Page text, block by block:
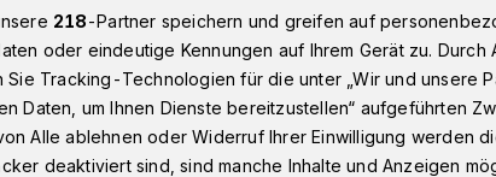
mit Filmreihe über Cannabis-Konsum​
218-Partner speichern und greifen auf
oder eindeutige Kennungen auf Ihrem Gerät zu. Durch
Sie Tracking-Technologien für die unter „Wir und unsere
Daten, um Ihnen Dienste bereitzustellen“ aufgeführten
Alle ablehnen oder Widerruf Ihrer Einwilligung werden
deaktiviert sind, sind manche Inhalte und Anzeigen